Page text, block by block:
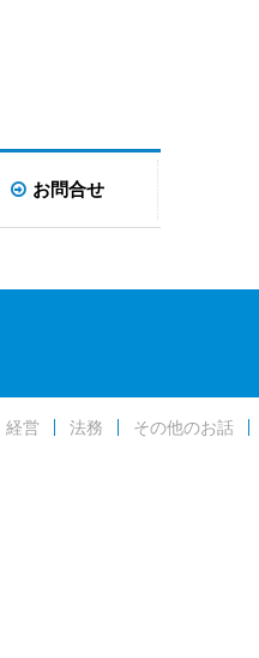
お問合せ
経営 法務 その他のお話